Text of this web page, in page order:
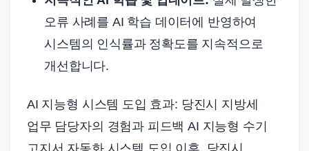
오류 사례를 AI 학습 데이터에 반영하여
시스템의 인식률과 정확도를 지속적으로
개선합니다.
AI 지능형 시스템 도입 효과: 당진시 지방세
업무 담당자의 경험과 피드백 AI 지능형 수기